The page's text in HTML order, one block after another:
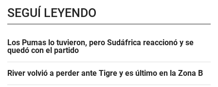
SEGUÍ LEYENDO
Los Pumas lo tuvieron, pero Sudáfrica reaccionó y se
quedó con el partido
River volvió a perder ante Tigre y es último en la Zona B